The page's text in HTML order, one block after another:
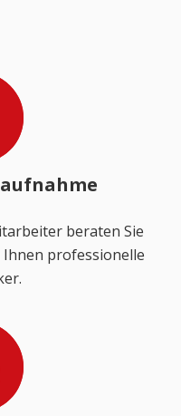
beraten Sie
professionelle